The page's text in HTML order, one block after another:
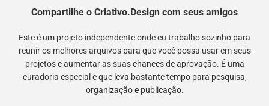
Compartilhe o Criativo.Design com seus amigos
Este é um projeto independente onde eu trabalho sozinho para
reunir os melhores arquivos para que você possa usar em seus
projetos e aumentar as suas chances de aprovação. É uma
curadoria especial e que leva bastante tempo para pesquisa,
organização e publicação.